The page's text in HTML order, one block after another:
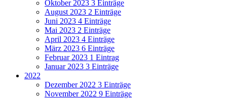
Oktober 2023 3 Einträge
August 2023 2 Einträge
Juni 2023 4 Einträge
Mai 2023 2 Einträge
April 2023 4 Einträge
März 2023 6 Einträge
Februar 2023 1 Eintrag
Januar 2023 3 Einträge
2022
Dezember 2022 3 Einträge
November 2022 9 Einträge